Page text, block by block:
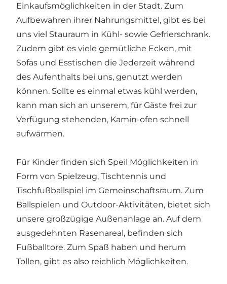
Einkaufsmöglichkeiten in der Stadt. Zum
Aufbewahren ihrer Nahrungsmittel, gibt es bei
uns viel Stauraum in Kühl- sowie Gefrierschrank.
Zudem gibt es viele gemütliche Ecken, mit
Sofas und Esstischen die Jederzeit während
des Aufenthalts bei uns, genutzt werden
können. Sollte es einmal etwas kühl werden,
kann man sich an unserem, für Gäste frei zur
Verfügung stehenden, Kamin-ofen schnell
aufwärmen.
Für Kinder finden sich Speil Möglichkeiten in
Form von Spielzeug, Tischtennis und
Tischfußballspiel im Gemeinschaftsraum. Zum
Ballspielen und Outdoor-Aktivitäten, bietet sich
unsere großzügige Außenanlage an. Auf dem
ausgedehnten Rasenareal, befinden sich
Fußballtore. Zum Spaß haben und herum
Tollen, gibt es also reichlich Möglichkeiten.